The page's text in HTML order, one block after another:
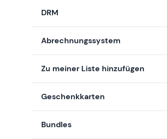
DRM
Abrechnungssystem
Zu meiner Liste hinzufügen
Geschenkkarten
Bundles